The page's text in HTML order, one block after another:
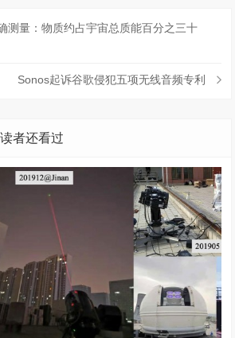
测量：物质约占宇宙总质能百分之三十
Sonos起诉谷歌侵犯五项无线音频专利
者还看过